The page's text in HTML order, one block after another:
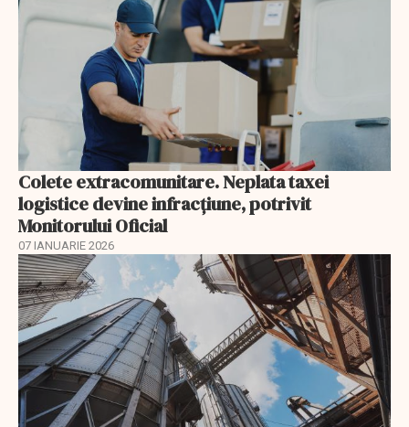
Colete extracomunitare. Neplata taxei
logistice devine infracțiune, potrivit
Monitorului Oficial
07 IANUARIE 2026